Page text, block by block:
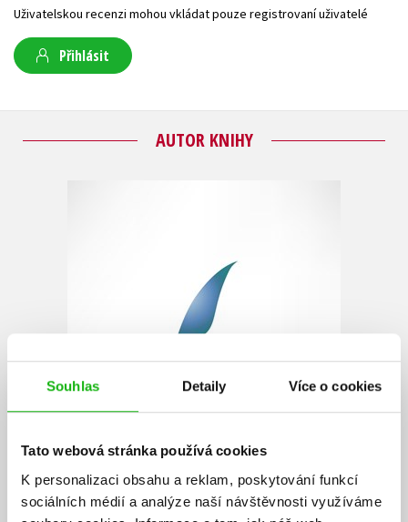
Souhlas Detaily Více o cookies
Tato webová stránka používá cookies
K personalizaci obsahu a reklam, poskytování funkcí
sociálních médií a analýze naší návštěvnosti využíváme
Uživatelskou recenzi mohou vkládat pouze registrovaní uživatelé
Přihlásit
AUTOR KNIHY